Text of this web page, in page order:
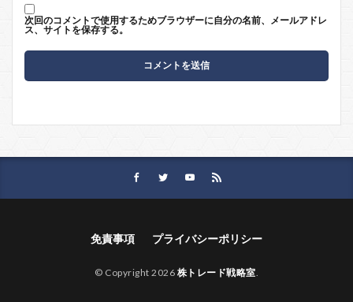
次回のコメントで使用するためブラウザーに自分の名前、メールアドレ
ス、サイトを保存する。
免責事項 プライバシーポリシー
© Copyright 2026 株トレード戦略室